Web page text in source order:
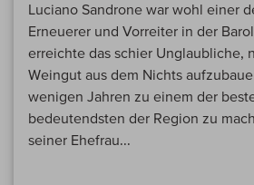
Luciano Sandrone war wohl einer
Erneuerer und Vorreiter in der
erreichte das schier Unglaubliche,
Weingut aus dem Nichts
wenigen Jahren zu einem der
bedeutendsten der Region zu
seiner Ehefrau...